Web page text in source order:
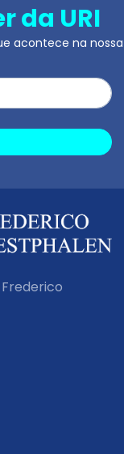
da URI
acontece na nossa